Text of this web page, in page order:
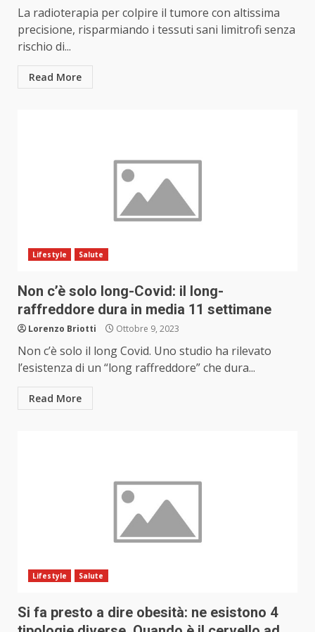
La radioterapia per colpire il tumore con altissima
precisione, risparmiando i tessuti sani limitrofi senza
rischio di...
Read More
Lifestyle Salute
Non c’è solo long-Covid: il long-
raffreddore dura in media 11 settimane
Lorenzo Briotti Ottobre 9, 2023
Non c’è solo il long Covid. Uno studio ha rilevato
l’esistenza di un “long raffreddore” che dura...
Read More
Lifestyle Salute
Si fa presto a dire obesità: ne esistono 4